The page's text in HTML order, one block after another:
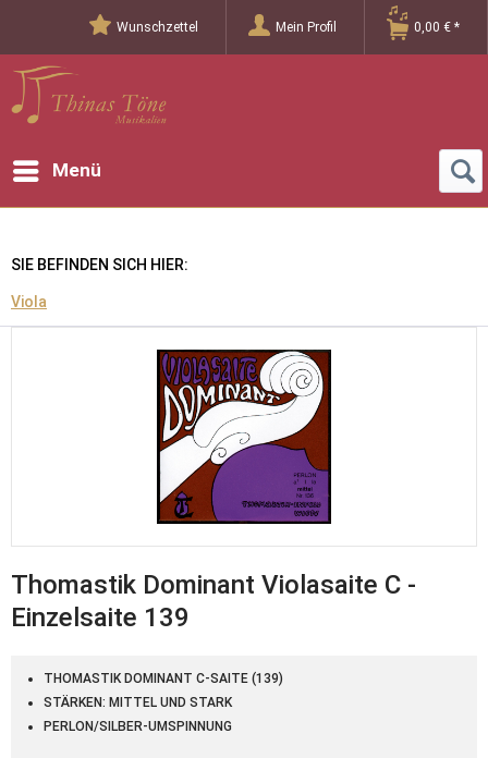
Wunschzettel Mein Profil 0,00 € *
Menü
SIE BEFINDEN SICH HIER:
Viola
Thomastik Dominant Violasaite C -
Einzelsaite 139
THOMASTIK DOMINANT C-SAITE (139)
STÄRKEN: MITTEL UND STARK
PERLON/SILBER-UMSPINNUNG